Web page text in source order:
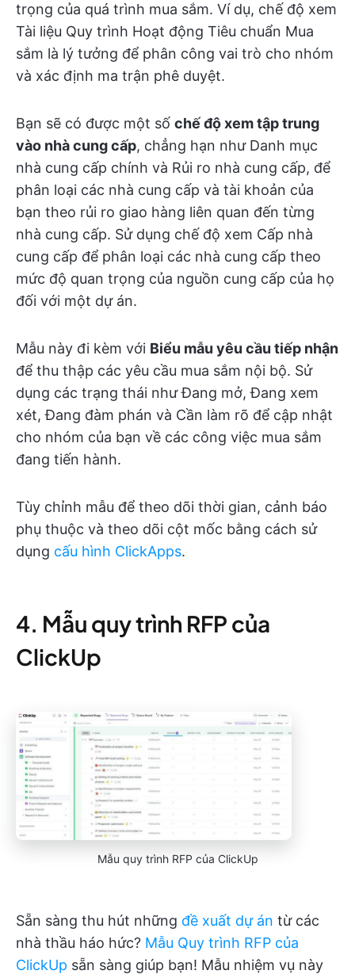
trọng của quá trình mua sắm. Ví dụ, chế độ xem
Tài liệu Quy trình Hoạt động Tiêu chuẩn Mua
sắm là lý tưởng để phân công vai trò cho nhóm
và xác định ma trận phê duyệt.
Bạn sẽ có được một số chế độ xem tập trung
vào nhà cung cấp, chẳng hạn như Danh mục
nhà cung cấp chính và Rủi ro nhà cung cấp, để
phân loại các nhà cung cấp và tài khoản của
bạn theo rủi ro giao hàng liên quan đến từng
nhà cung cấp. Sử dụng chế độ xem Cấp nhà
cung cấp để phân loại các nhà cung cấp theo
mức độ quan trọng của nguồn cung cấp của họ
đối với một dự án.
Mẫu này đi kèm với Biểu mẫu yêu cầu tiếp nhận
để thu thập các yêu cầu mua sắm nội bộ. Sử
dụng các trạng thái như Đang mở, Đang xem
xét, Đang đàm phán và Cần làm rõ để cập nhật
cho nhóm của bạn về các công việc mua sắm
đang tiến hành.
Tùy chỉnh mẫu để theo dõi thời gian, cảnh báo
phụ thuộc và theo dõi cột mốc bằng cách sử
dụng cấu hình ClickApps.
4. Mẫu quy trình RFP của
ClickUp
Mẫu quy trình RFP của ClickUp
Sẵn sàng thu hút những đề xuất dự án từ các
nhà thầu háo hức? Mẫu Quy trình RFP của
ClickUp sẵn sàng giúp bạn! Mẫu nhiệm vụ này